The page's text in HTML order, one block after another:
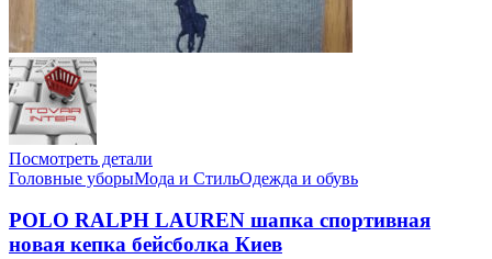
Посмотреть детали
Головные уборыМода и СтильОдежда и обувь
POLO RALPH LAUREN шапка спортивная
новая кепка бейсболка Киев